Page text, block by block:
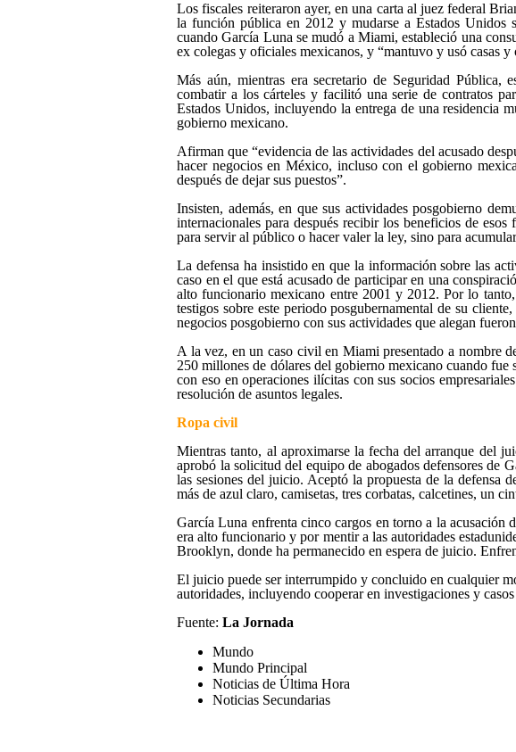
Los fiscales reiteraron ayer, en una carta al juez federal
la función pública en 2012 y mudarse a Estados Unidos
cuando García Luna se mudó a Miami, estableció una
ex colegas y oficiales mexicanos, y mantuvo y usó casas
Más aún, mientras era secretario de Seguridad Pública,
combatir a los cárteles y facilitó una serie de contratos
Estados Unidos, incluyendo la entrega de una residencia
gobierno mexicano.
Afirman que evidencia de las actividades del acusado
hacer negocios en México, incluso con el gobierno
después de dejar sus puestos .
Insisten, además, en que sus actividades posgobierno
internacionales para después recibir los beneficios de
para servir al público o hacer valer la ley, sino para
La defensa ha insistido en que la información sobre las
caso en el que está acusado de participar en una
alto funcionario mexicano entre 2001 y 2012. Por lo
testigos sobre este periodo posgubernamental de su
negocios posgobierno con sus actividades que alegan
A la vez, en un caso civil en Miami presentado a nombre
250 millones de dólares del gobierno mexicano cuando
con eso en operaciones ilícitas con sus socios
resolución de asuntos legales.
Ropa civil
Mientras tanto, al aproximarse la fecha del arranque del
aprobó la solicitud del equipo de abogados defensores de
las sesiones del juicio. Aceptó la propuesta de la defensa
más de azul claro, camisetas, tres corbatas, calcetines, un
García Luna enfrenta cinco cargos en torno a la
era alto funcionario y por mentir a las autoridades
Brooklyn, donde ha permanecido en espera de juicio.
El juicio puede ser interrumpido y concluido en cualquier
autoridades, incluyendo cooperar en investigaciones y
Fuente:La Jornada
Mundo
Mundo Principal
Noticias de Última Hora
Noticias Secundarias